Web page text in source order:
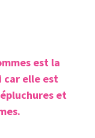
est la
car elle est
et